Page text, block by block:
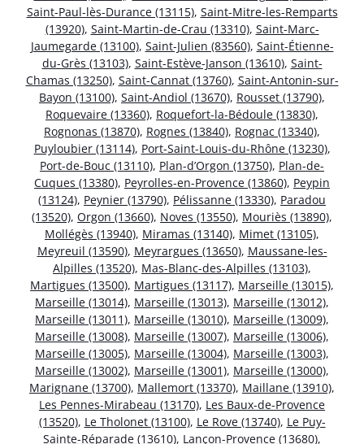
Saint-Paul-lès-Durance (13115), Saint-Mitre-les-Remparts
(13920), Saint-Martin-de-Crau (13310), Saint-Marc-
Jaumegarde (13100), Saint-Julien (83560), Saint-Étienne-
du-Grès (13103), Saint-Estève-Janson (13610), Saint-
Chamas (13250), Saint-Cannat (13760), Saint-Antonin-sur-
Bayon (13100), Saint-Andiol (13670), Rousset (13790),
Roquevaire (13360), Roquefort-la-Bédoule (13830),
Rognonas (13870), Rognes (13840), Rognac (13340),
Puyloubier (13114), Port-Saint-Louis-du-Rhône (13230),
Port-de-Bouc (13110), Plan-d’Orgon (13750), Plan-de-
Cuques (13380), Peyrolles-en-Provence (13860), Peypin
(13124), Peynier (13790), Pélissanne (13330), Paradou
(13520), Orgon (13660), Noves (13550), Mouriès (13890),
Mollégès (13940), Miramas (13140), Mimet (13105),
Meyreuil (13590), Meyrargues (13650), Maussane-les-
Alpilles (13520), Mas-Blanc-des-Alpilles (13103),
Martigues (13500), Martigues (13117), Marseille (13015),
Marseille (13014), Marseille (13013), Marseille (13012),
Marseille (13011), Marseille (13010), Marseille (13009),
Marseille (13008), Marseille (13007), Marseille (13006),
Marseille (13005), Marseille (13004), Marseille (13003),
Marseille (13002), Marseille (13001), Marseille (13000),
Marignane (13700), Mallemort (13370), Maillane (13910),
Les Pennes-Mirabeau (13170), Les Baux-de-Provence
(13520), Le Tholonet (13100), Le Rove (13740), Le Puy-
Sainte-Réparade (13610), Lançon-Provence (13680),